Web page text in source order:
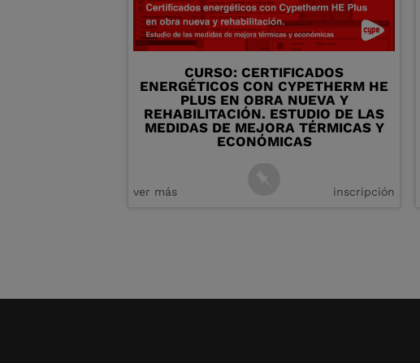
CURSO: CERTIFICADOS
ENERGÉTICOS CON CYPETHERM HE
PLUS EN OBRA NUEVA Y
REHABILITACIÓN. ESTUDIO DE LAS
MEDIDAS DE MEJORA TÉRMICAS Y
ECONÓMICAS
ver más inscripción